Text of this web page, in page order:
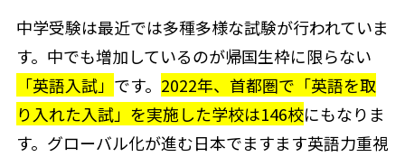
中学受験は最近では多種多様な試験が行われていま
す。中でも増加しているのが帰国生枠に限らない
「英語入試」 です。 2022年、首都圏で「英語を取
り入れた入試」を実施した学校は146校にもなりま
す。グローバル化が進む日本でますます英語力重視